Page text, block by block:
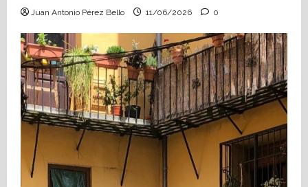
Juan Antonio Pérez Bello 11/06/2026 0